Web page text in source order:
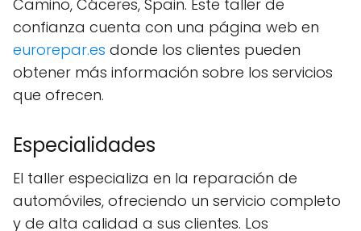
Camino, Cáceres, Spain. Este taller de
confianza cuenta con una página web en
eurorepar.es donde los clientes pueden
obtener más información sobre los servicios
que ofrecen.
Especialidades
El taller especializa en la reparación de
automóviles, ofreciendo un servicio completo
y de alta calidad a sus clientes. Los